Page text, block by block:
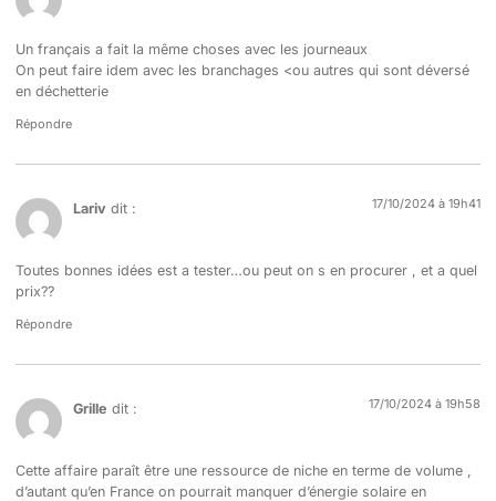
Un français a fait la même choses avec les journeaux
On peut faire idem avec les branchages <ou autres qui sont déversé
en déchetterie
Répondre
Lariv dit : 17/10/2024 à 19h41
Toutes bonnes idées est a tester…ou peut on s en procurer , et a quel
prix??
Répondre
Grille dit : 17/10/2024 à 19h58
Cette affaire paraît être une ressource de niche en terme de volume ,
d’autant qu’en France on pourrait manquer d’énergie solaire en